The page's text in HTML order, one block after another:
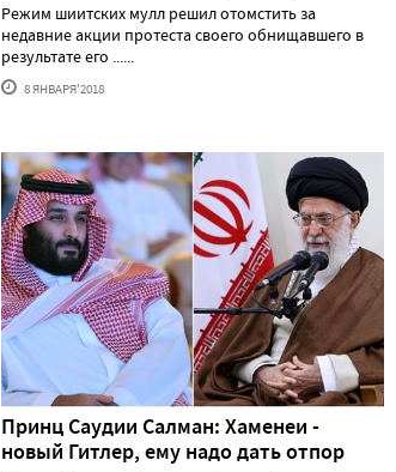
Режим шиитских мулл решил отомстить за
недавние акции протеста своего обнищавшего в
результате его ......
8 ЯНВАРЯ'2018
Принц Саудии Салман: Хаменеи -
новый Гитлер, ему надо дать отпор